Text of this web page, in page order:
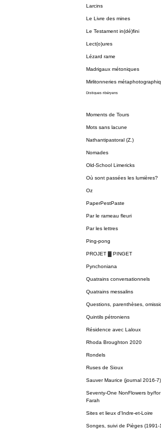
Larcins
Le Livre des mines
Le Testament in(dé)fini
Lect(o)ures
Lézard rame
Madrigaux métoniques
Mirlitonneries
Distiques ribéryens
Moments de Tours
Mots sans lacune
Nathantipastoral (Z.)
Nomades
Old-School Limericks
Où sont passées les lumières?
Oz
PaperPestPaste
Par le rameau fleuri
Par les lettres
Ping-pong
PROJET ▓ PINGET
Pynchoniana
Quatrains conversationnels
Quatrains messalins
Questions, parenthèses,
Quintils pétroniens
Résidence avec Laloux
Rhoda Broughton 2020
Rondels
Ruses de Sioux
Sauver Maurice (journal 2016-7)
Seventy-One NonFlowers by/
Farah
Sites et lieux d'Indre-et-Loire
Songes, suivi de Pièges (1991-